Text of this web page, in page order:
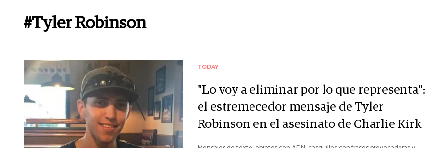
#Tyler Robinson
TODAY
"Lo voy a eliminar por lo que representa":
el estremecedor mensaje de Tyler
Robinson en el asesinato de Charlie Kirk